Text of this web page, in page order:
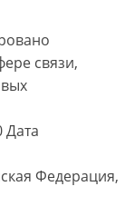
связи,
Дата
Федерация,